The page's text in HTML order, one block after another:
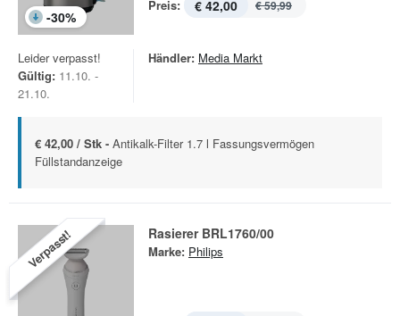
-30%
Preis: € 42,00 € 59,99
Leider verpasst!
Gültig: 11.10. -
21.10.
Händler: Media Markt
€ 42,00 / Stk - Antikalk-Filter 1.7 l Fassungsvermögen
Füllstandanzeige
Verpasst! Rasierer BRL1760/00
Marke: Philips